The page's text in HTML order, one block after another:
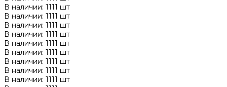
В наличии: 1111 шт
В наличии: 1111 шт
В наличии: 1111 шт
В наличии: 1111 шт
В наличии: 1111 шт
В наличии: 1111 шт
В наличии: 1111 шт
В наличии: 1111 шт
В наличии: 1111 шт